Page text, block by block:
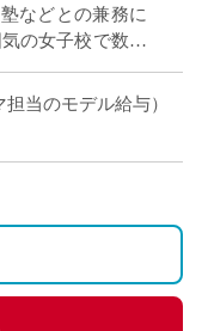
などとの兼務に
の女子校で数学
[…]
当のモデル給与）